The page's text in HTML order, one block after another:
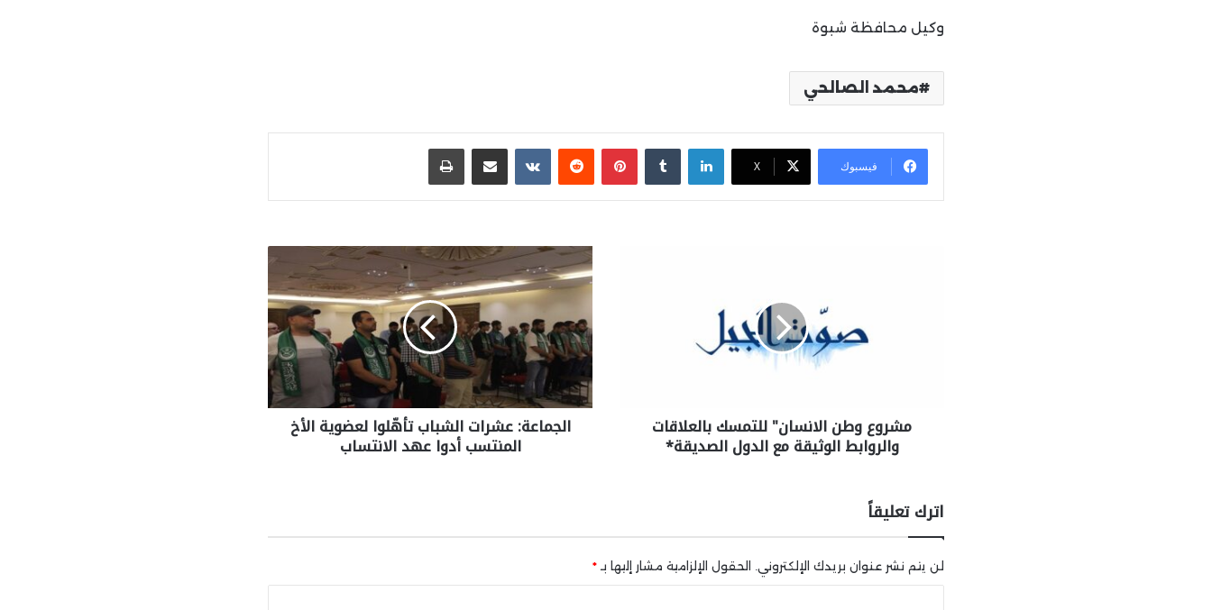
وكيل محافظة شبوة
محمد الصالحي
فيسبوك X
لينكدإن بينتيريست مشاركة عبر البريد طباعة
مشروع وطن الانسان" للتمسك بالعلاقات
والروابط الوثيقة مع الدول الصديقة*
الجماعة: عشرات الشباب تأهّلوا لعضوية الأخ
المنتسب أدوا عهد الانتساب
اترك تعليقاً
لن يتم نشر عنوان بريدك الإلكتروني. الحقول الإلزامية مشار إليها بـ *